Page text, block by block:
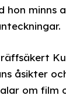
hon minns
åsikter
om film